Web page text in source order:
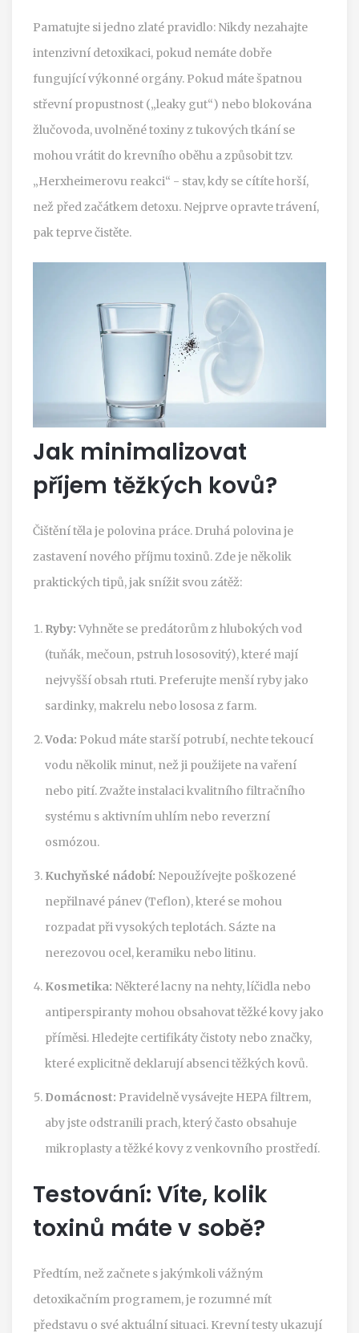
Pamatujte si jedno zlaté pravidlo: Nikdy nezahajte
intenzivní detoxikaci, pokud nemáte dobře
fungující výkonné orgány. Pokud máte špatnou
střevní propustnost („leaky gut“) nebo blokována
žlučovoda, uvolněné toxiny z tukových tkání se
mohou vrátit do krevního oběhu a způsobit tzv.
„Herxheimerovu reakci“ - stav, kdy se cítíte horší,
než před začátkem detoxu. Nejprve opravte trávení,
pak teprve čistěte.
Jak minimalizovat
příjem těžkých kovů?
Čištění těla je polovina práce. Druhá polovina je
zastavení nového příjmu toxinů. Zde je několik
praktických tipů, jak snížit svou zátěž:
Ryby: Vyhněte se predátorům z hlubokých vod
(tuňák, mečoun, pstruh lososovitý), které mají
nejvyšší obsah rtuti. Preferujte menší ryby jako
sardinky, makrelu nebo lososa z farm.
Voda: Pokud máte starší potrubí, nechte tekoucí
vodu několik minut, než ji použijete na vaření
nebo pití. Zvažte instalaci kvalitního filtračního
systému s aktivním uhlím nebo reverzní
osmózou.
Kuchyňské nádobí: Nepoužívejte poškozené
nepřilnavé pánev (Teflon), které se mohou
rozpadat při vysokých teplotách. Sázte na
nerezovou ocel, keramiku nebo litinu.
Kosmetika: Některé lacny na nehty, líčidla nebo
antiperspiranty mohou obsahovat těžké kovy jako
příměsi. Hledejte certifikáty čistoty nebo značky,
které explicitně deklarují absenci těžkých kovů.
Domácnost: Pravidelně vysávejte HEPA filtrem,
aby jste odstranili prach, který často obsahuje
mikroplasty a těžké kovy z venkovního prostředí.
Testování: Víte, kolik
toxinů máte v sobě?
Předtím, než začnete s jakýmkoli vážným
detoxikačním programem, je rozumné mít
představu o své aktuální situaci. Krevní testy ukazují